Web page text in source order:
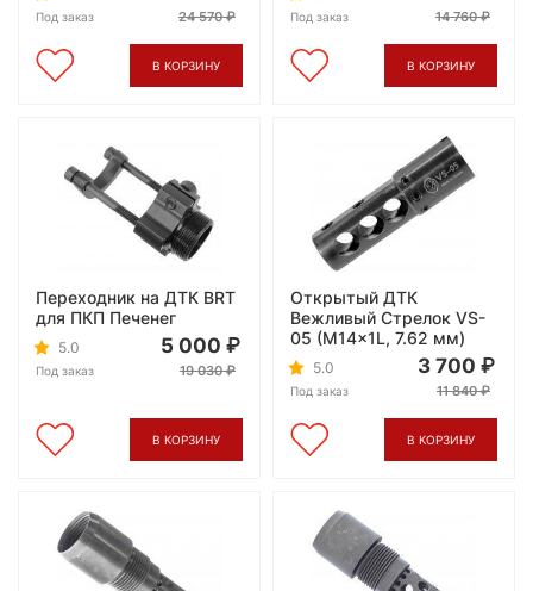
Под заказ 24 570
В КОРЗИНУ
Под заказ 14 760
В КОРЗИНУ
Переходник на ДТК BRT
для ПКП Печенег
5.0
Под заказ
5 000
19 030
В КОРЗИНУ
Открытый ДТК
Вежливый Стрелок VS-
05 (M14x1L, 7.62 мм)
5.0
Под заказ
3 700
11 840
В КОРЗИНУ